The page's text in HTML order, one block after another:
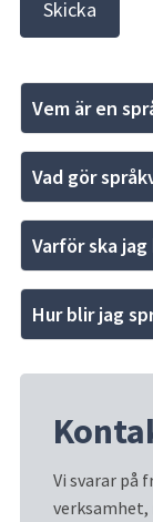
Vem är en
Vad gör
Varför ska
Hur blir jag
Vi svarar på